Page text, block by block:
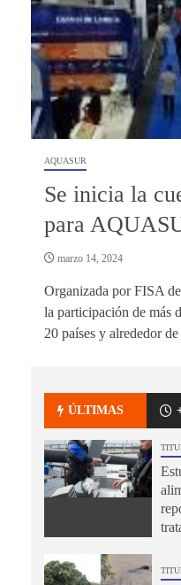
AQUASUR
Se inicia la
para
marzo 14, 2024
Organizada por FISA
la participación de más
20 países y alrededor
ÚLTIMAS